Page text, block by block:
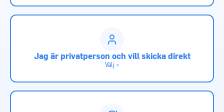
Jag är privatperson och vill skicka direkt
Välj >